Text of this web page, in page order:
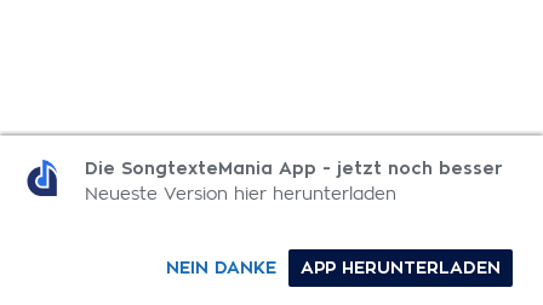
Die SongtexteMania App - jetzt noch besser
Neueste Version hier herunterladen
APP HERUNTERLADEN
NEIN DANKE